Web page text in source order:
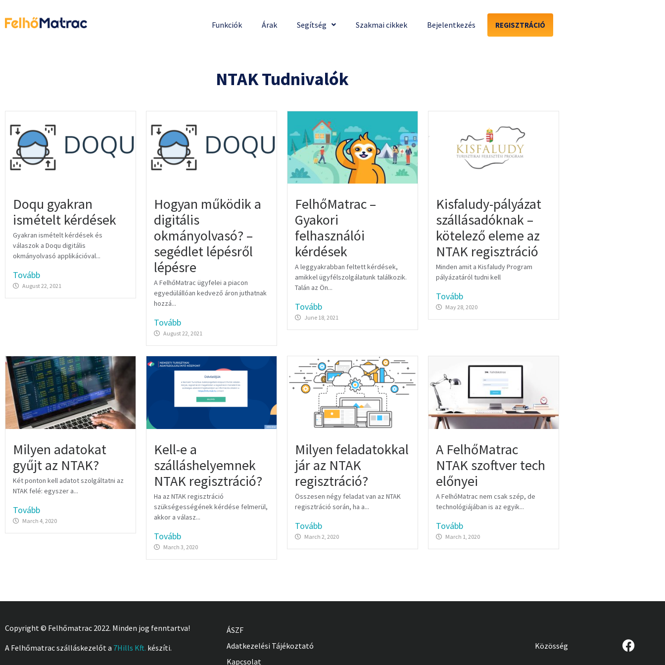
Funkciók Árak Segítség Szakmai cikkek Bejelentkezés REGISZTRÁCIÓ
NTAK Tudnivalók
Doqu gyakran
ismételt kérdések
Gyakran ismételt kérdések és
válaszok a Doqu digitális
okmányolvasó applikációval...
Tovább
August 22, 2021
Hogyan működik a
digitális
okmányolvasó? –
segédlet lépésről
lépésre
A FelhőMatrac ügyfelei a piacon
egyedülállóan kedvező áron juthatnak
hozzá...
Tovább
August 22, 2021
FelhőMatrac –
Gyakori
felhasználói
kérdések
A leggyakrabban feltett kérdések,
amikkel ügyfélszolgálatunk találkozik.
Talán az Ön...
Tovább
June 18, 2021
Kisfaludy-pályázat
szállásadóknak –
kötelező eleme az
NTAK regisztráció
Minden amit a Kisfaludy Program
pályázatáról tudni kell
Tovább
May 28, 2020
Milyen adatokat
gyűjt az NTAK?
Két ponton kell adatot szolgáltatni az
NTAK felé: egyszer a...
Tovább
March 4, 2020
Kell-e a
szálláshelyemnek
NTAK regisztráció?
Ha az NTAK regisztráció
szükségességének kérdése felmerül,
akkor a válasz...
Tovább
March 3, 2020
Milyen feladatokkal
jár az NTAK
regisztráció?
Összesen négy feladat van az NTAK
regisztráció során, ha a...
Tovább
March 2, 2020
A FelhőMatrac
NTAK szoftver tech
előnyei
A FelhőMatrac nem csak szép, de
technológiájában is az egyik...
Tovább
March 1, 2020
Copyright © Felhőmatrac 2022. Minden jog fenntartva!
A Felhőmatrac szálláskezelőt a 7Hills Kft. készíti.
ÁSZF
Adatkezelési Tájékoztató
Kapcsolat
Közösség